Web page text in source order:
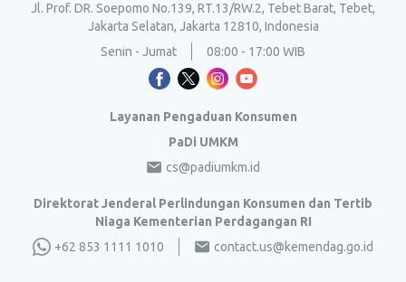
Jl. Prof. DR. Soepomo No.139, RT.13/RW.2, Tebet Barat, Tebet,
Jakarta Selatan, Jakarta 12810, Indonesia
Senin - Jumat
08:00 - 17:00 WIB
Layanan Pengaduan Konsumen
PaDi UMKM
cs@padiumkm.id
Direktorat Jenderal Perlindungan Konsumen dan Tertib
Niaga Kementerian Perdagangan RI
+62 853 1111 1010
contact.us@kemendag.go.id